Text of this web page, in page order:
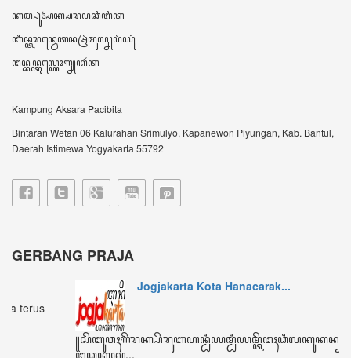
꧋ꦱꦼꦧꦸꦮꦃꦒꦼꦫꦏ꧀ꦥꦼꦫꦸꦧꦲꦤ꧀ꦝꦶꦪꦩ꧀ꦝꦶꦪꦩ꧀ꦠꦼꦔꦃꦣꦶꦭꦏꦸꦏꦤ꧀꧈
ꦊꦣꦏꦤ꧀ꦚ...
Sultan HB X: Aksara Jawa...
VIDEO TERBARU ꦮ꦳ꦶꦣꦶꦪꦺꦴꦠꦼꦂꦧꦫꦸ
ꦏꦼꦩꦫꦶꦤ꧀ Kemarin
ꦩꦶꦁꦒꦸꦆꦤꦶ Minggu ini
ꦧꦸꦭꦤ꧀ꦆꦤꦶ Bulan ini
ꦏꦼꦱꦼꦭꦸꦫꦸꦲꦤ꧀ Keseluruhan
604773